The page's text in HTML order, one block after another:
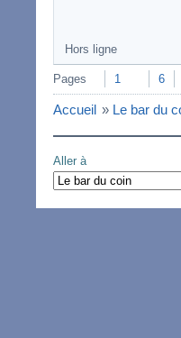
Hors ligne
Pages 1 6
Accueil » Le bar du
Aller à